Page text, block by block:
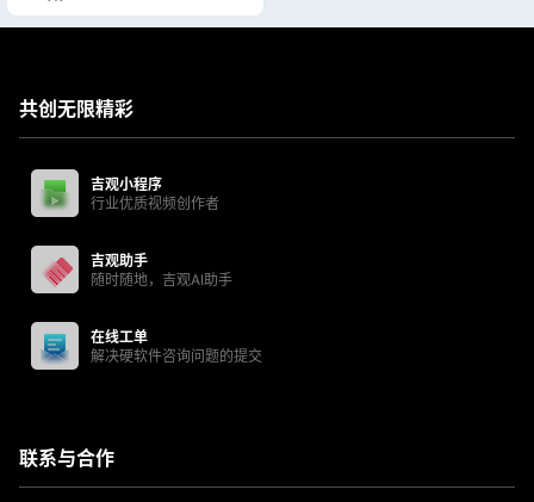
共创无限精彩
吉观小程序
行业优质视频创作者
吉观助手
随时随地，吉观AI助手
在线工单
解决硬软件咨询问题的提交
联系与合作